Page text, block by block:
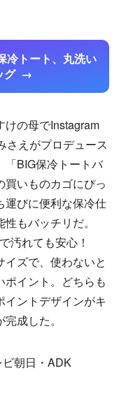
冷トート、丸洗い
グ
の母でInstagram
さえがプロデュース
「BIG保冷トートバ
買いものカゴにぴっ
運びに便利な保冷仕
もバッチリだ。
汚れても安心！
ズで、使わないと
ポイント。どちらも
イントデザインがキ
成した。
朝日・ADK